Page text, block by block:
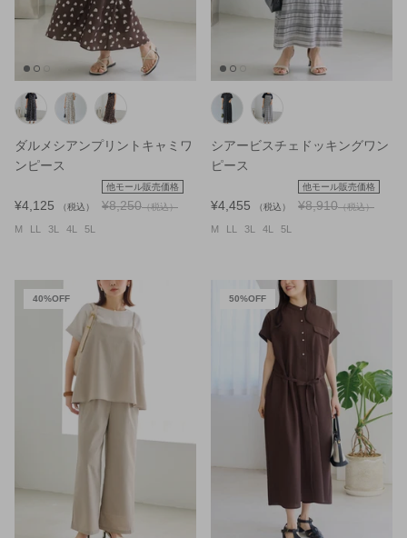
ダルメシアンプリントキャミワ
ンピース
¥4,125 （税込）
他モール販売価格
¥8,250（税込）
M LL 3L 4L 5L
シアービスチェドッキングワン
ピース
¥4,455 （税込）
他モール販売価格
¥8,910（税込）
M LL 3L 4L 5L
40%OFF 50%OFF